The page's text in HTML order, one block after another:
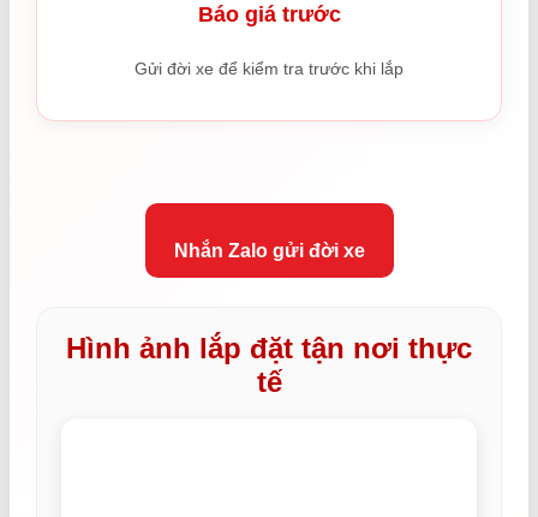
Báo giá trước
Gửi đời xe để kiểm tra trước khi lắp
Nhắn Zalo gửi đời xe
Hình ảnh lắp đặt tận nơi thực
tế